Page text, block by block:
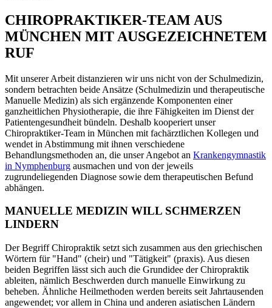
CHIROPRAKTIKER-TEAM AUS
MÜNCHEN MIT AUSGEZEICHNETEM
RUF
Mit unserer Arbeit distanzieren wir uns nicht von der Schulmedizin,
sondern betrachten beide Ansätze (Schulmedizin und therapeutische
Manuelle Medizin) als sich ergänzende Komponenten einer
ganzheitlichen Physiotherapie, die ihre Fähigkeiten im Dienst der
Patientengesundheit bündeln. Deshalb kooperiert unser
Chiropraktiker-Team in München mit fachärztlichen Kollegen und
wendet in Abstimmung mit ihnen verschiedene
Behandlungsmethoden an, die unser Angebot an Krankengymnastik
in Nymphenburg ausmachen und von der jeweils
zugrundeliegenden Diagnose sowie dem therapeutischen Befund
abhängen.
MANUELLE MEDIZIN WILL SCHMERZEN
LINDERN
Der Begriff Chiropraktik setzt sich zusammen aus den griechischen
Wörtern für "Hand" (cheir) und "Tätigkeit" (praxis). Aus diesen
beiden Begriffen lässt sich auch die Grundidee der Chiropraktik
ableiten, nämlich Beschwerden durch manuelle Einwirkung zu
beheben. Ähnliche Heilmethoden werden bereits seit Jahrtausenden
angewendet; vor allem in China und anderen asiatischen Ländern